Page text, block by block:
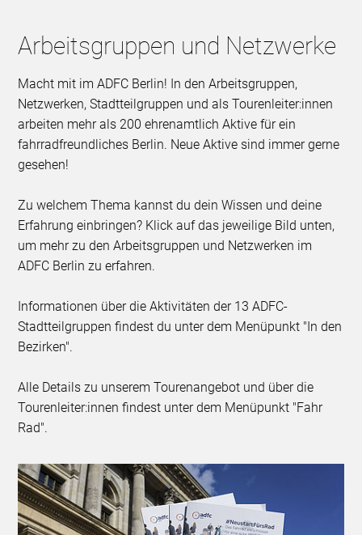
Arbeitsgruppen und Netzwerke
Macht mit im ADFC Berlin! In den Arbeitsgruppen,
Netzwerken, Stadtteilgruppen und als Tourenleiter:innen
arbeiten mehr als 200 ehrenamtlich Aktive für ein
fahrradfreundliches Berlin. Neue Aktive sind immer gerne
gesehen!
Zu welchem Thema kannst du dein Wissen und deine
Erfahrung einbringen? Klick auf das jeweilige Bild unten,
um mehr zu den Arbeitsgruppen und Netzwerken im
ADFC Berlin zu erfahren.
Informationen über die Aktivitäten der 13 ADFC-
Stadtteilgruppen findest du unter dem Menüpunkt "In den
Bezirken".
Alle Details zu unserem Tourenangebot und über die
Tourenleiter:innen findest unter dem Menüpunkt "Fahr
Rad".